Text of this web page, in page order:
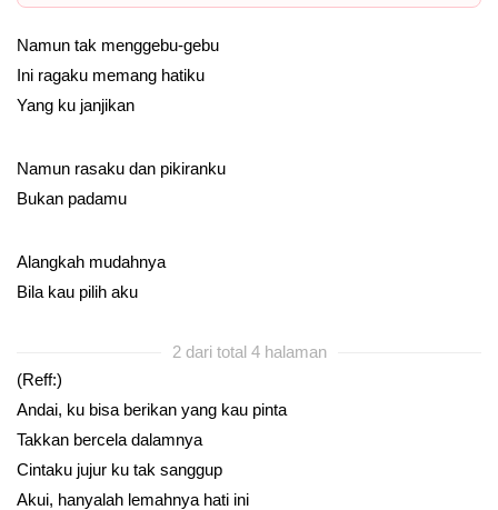
Namun tak menggebu-gebu
Ini ragaku memang hatiku
Yang ku janjikan
Namun rasaku dan pikiranku
Bukan padamu
Alangkah mudahnya
Bila kau pilih aku
2 dari total 4 halaman
(Reff:)
Andai, ku bisa berikan yang kau pinta
Takkan bercela dalamnya
Cintaku jujur ku tak sanggup
Akui, hanyalah lemahnya hati ini